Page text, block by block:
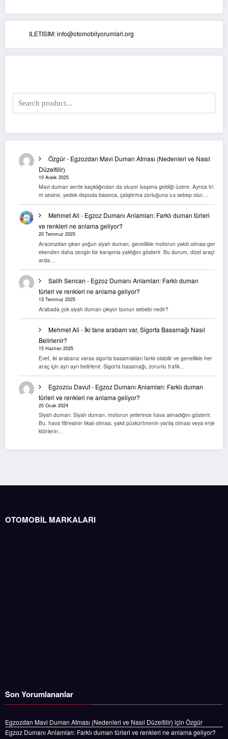
ILETISIM: info@otomobilyorumlari.org
Özgür- Egzozdan Mavi Duman Atması (Nedenleri ve Nasıl
Düzeltilir)
10 Aralık 2025
Mavi duman sente kaçıklığından da oluyor başıma geldiği üzere. Ayrıca tri
m sesine, yedek depoda basınca, çalıştırma zorluğuna v.s sebep olur.…
Mehmet Ali - Egzoz Dumanı Anlamları: Farklı duman türleri
ve renkleri ne anlama geliyor?
20 Temmuz 2025
Aracınızdan çıkan yoğun siyah duman, genellikle motorun yakıtı olması ger
ekenden daha zengin bir karışımla yaktığını gösterir. Bu durum, dizel araçl
arda…
Salih Sencan - Egzoz Dumanı Anlamları: Farklı duman
türleri ve renkleri ne anlama geliyor?
13 Temmuz 2025
Arabada çok siyah duman çıkıyor bunun sebebi nedir?
Mehmet Ali - İki tane arabam var, Sigorta Basamağı Nasıl
Belirlenir?
15 Haziran 2025
Evet, iki arabanız varsa sigorta basamakları farklı olabilir ve genellikle her
araç için ayrı ayrı belirlenir. Sigorta basamağı, zorunlu trafik…
Egzozcu Davut- Egzoz Dumanı Anlamları: Farklı duman
türleri ve renkleri ne anlama geliyor?
25 Ocak 2024
Siyah duman: Siyah duman, motorun yeterince hava almadığını gösterir.
Bu, hava filtresinin tıkalı olması, yakıt püskürtmenin yanlış olması veya enje
ktörlerin…
OTOMOBİL MARKALARI
Son Yorumlananlar
Egzozdan Mavi Duman Atması (Nedenleri ve Nasıl Düzeltilir) için Özgür
Egzoz Dumanı Anlamları: Farklı duman türleri ve renkleri ne anlama geliyor?